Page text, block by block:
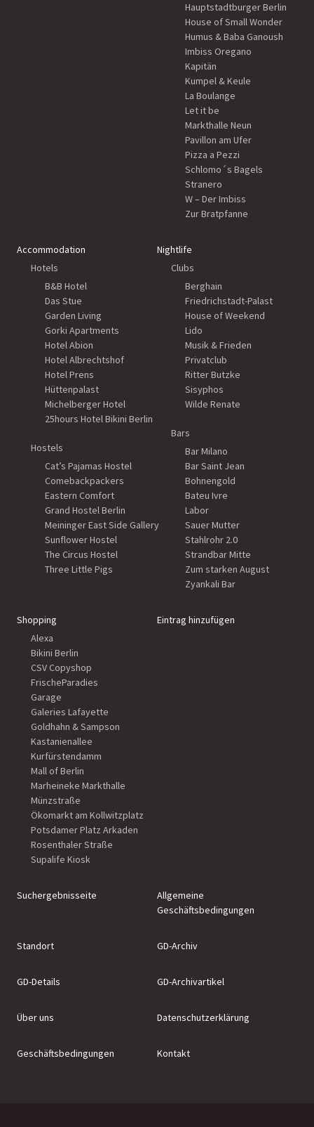
Hauptstadtburger Berlin
House of Small Wonder
Humus & Baba Ganoush
Imbiss Oregano
Kapitän
Kumpel & Keule
La Boulange
Let it be
Markthalle Neun
Pavillon am Ufer
Pizza a Pezzi
Schlomo´s Bagels
Stranero
W – Der Imbiss
Zur Bratpfanne
Accommodation
Hotels
B&B Hotel
Das Stue
Garden Living
Gorki Apartments
Hotel Abion
Hotel Albrechtshof
Hotel Prens
Hüttenpalast
Michelberger Hotel
25hours Hotel Bikini Berlin
Hostels
Cat’s Pajamas Hostel
Comebackpackers
Eastern Comfort
Grand Hostel Berlin
Meininger East Side Gallery
Sunflower Hostel
The Circus Hostel
Three Little Pigs
Nightlife
Clubs
Berghain
Friedrichstadt-Palast
House of Weekend
Lido
Musik & Frieden
Privatclub
Ritter Butzke
Sisyphos
Wilde Renate
Bars
Bar Milano
Bar Saint Jean
Bohnengold
Bateu Ivre
Labor
Sauer Mutter
Stahlrohr 2.0
Strandbar Mitte
Zum starken August
Zyankali Bar
Shopping
Alexa
Bikini Berlin
CSV Copyshop
FrischeParadies
Garage
Galeries Lafayette
Goldhahn & Sampson
Kastanienallee
Kurfürstendamm
Mall of Berlin
Marheineke Markthalle
Münzstraße
Ökomarkt am Kollwitzplatz
Potsdamer Platz Arkaden
Rosenthaler Straße
Supalife Kiosk
Eintrag hinzufügen
Suchergebnisseite
Allgemeine
Geschäftsbedingungen
Standort GD-Archiv
GD-Details GD-Archivartikel
Über uns Datenschutzerklärung
Geschäftsbedingungen Kontakt